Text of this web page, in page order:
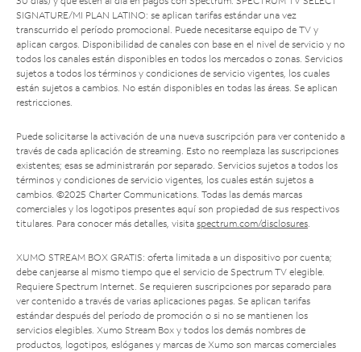
SIGNATURE/MI PLAN LATINO: se aplican tarifas estándar una vez
transcurrido el período promocional. Puede necesitarse equipo de TV y
aplican cargos. Disponibilidad de canales con base en el nivel de servicio y no
todos los canales están disponibles en todos los mercados o zonas. Servicios
sujetos a todos los términos y condiciones de servicio vigentes, los cuales
están sujetos a cambios. No están disponibles en todas las áreas. Se aplican
restricciones.
Puede solicitarse la activación de una nueva suscripción para ver contenido a
través de cada aplicación de streaming. Esto no reemplaza las suscripciones
existentes; esas se administrarán por separado. Servicios sujetos a todos los
términos y condiciones de servicio vigentes, los cuales están sujetos a
cambios. ©2025 Charter Communications. Todas las demás marcas
comerciales y los logotipos presentes aquí son propiedad de sus respectivos
titulares. Para conocer más detalles, visita spectrum.com/disclosures.
XUMO STREAM BOX GRATIS: oferta limitada a un dispositivo por cuenta;
debe canjearse al mismo tiempo que el servicio de Spectrum TV elegible.
Requiere Spectrum Internet. Se requieren suscripciones por separado para
ver contenido a través de varias aplicaciones pagas. Se aplican tarifas
estándar después del período de promoción o si no se mantienen los
servicios elegibles. Xumo Stream Box y todos los demás nombres de
productos, logotipos, eslóganes y marcas de Xumo son marcas comerciales